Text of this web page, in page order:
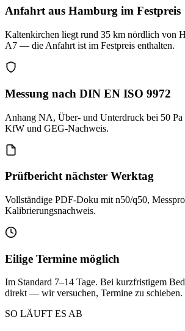
Anfahrt aus Hamburg im Festpreis
Kaltenkirchen liegt rund 35 km nördlich von
A7 — die Anfahrt ist im Festpreis enthalten.
Messung nach DIN EN ISO 9972
Anhang NA, Über- und Unterdruck bei 50
KfW und GEG-Nachweis.
Prüfbericht nächster Werktag
Vollständige PDF-Doku mit n50/q50,
Kalibrierungsnachweis.
Eilige Termine möglich
Im Standard 7–14 Tage. Bei kurzfristigem
direkt — wir versuchen, Termine zu schieben.
SO LÄUFT ES AB